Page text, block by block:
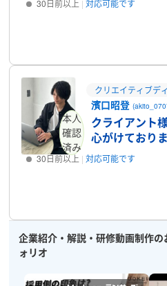
30日前以上 対応可能です
本人
確認
済み
クリエイティブデ
濱口昭登
クライアント
心がけておりま
30日前以上 対応可能です
企業紹介・解説・研修動画制作
ォリオ